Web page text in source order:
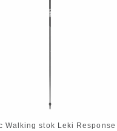
Walking stok Leki Response